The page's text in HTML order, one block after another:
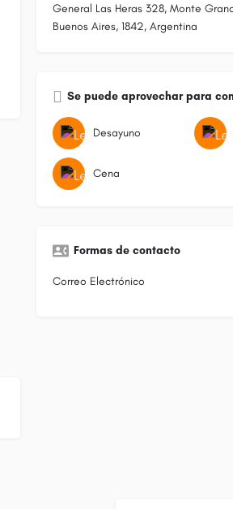
General Las Heras 328, Monte
Buenos Aires, 1842, Argentina
Se puede aprovechar para
Desayuno
Cena
Formas de contacto
Correo Electrónico